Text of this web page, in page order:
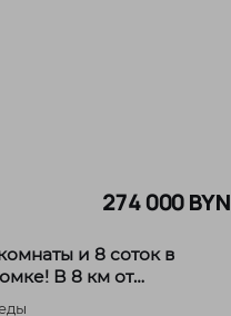
274 000 BYN
и 8 соток в
В 8 км от